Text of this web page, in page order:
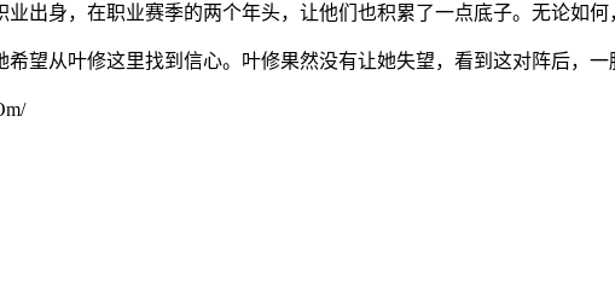
出身，在职业赛季的两个年头，让他们也积累了一点底子。无论如何
望从叶修这里找到信心。叶修果然没有让她失望，看到这对阵后，